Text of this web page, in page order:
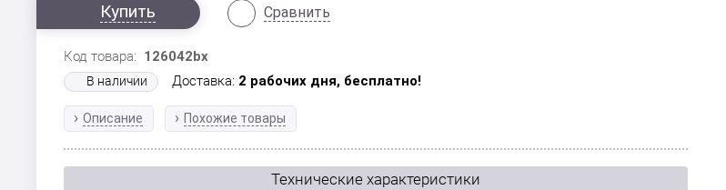
Купить
Сравнить
Код товара: 126042bx
В наличии Доставка: 2 рабочих дня, бесплатно!
Описание Похожие товары
Технические характеристики